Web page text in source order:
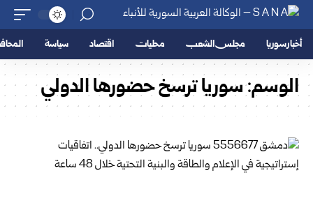
أخبار سوريا مجلس الشعب محليات اقتصاد سياسة
الوسم:سوريا ترسخ حضورها الدولي